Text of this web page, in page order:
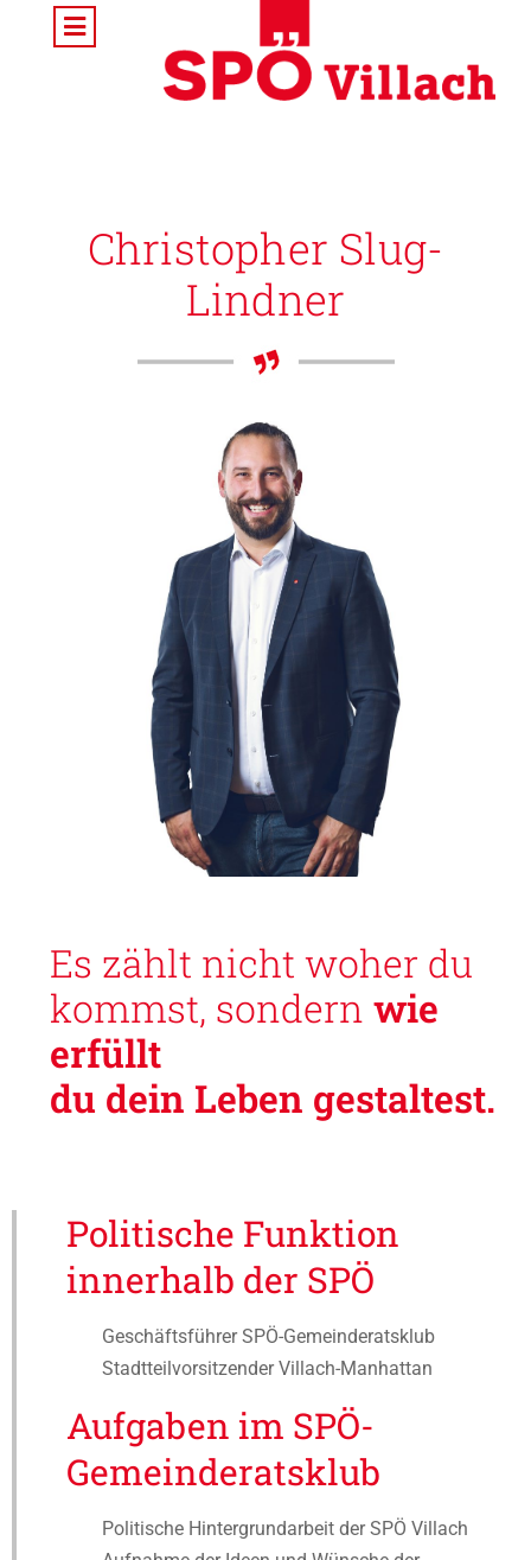
Christopher Slug-
Lindner
Es zählt nicht woher du
kommst, sondern wie
erfüllt
du dein Leben gestaltest.
Politische Funktion
innerhalb der SPÖ
Geschäftsführer SPÖ-Gemeinderatsklub
Stadtteilvorsitzender Villach-Manhattan
Aufgaben im SPÖ-
Gemeinderatsklub
Politische Hintergrundarbeit der SPÖ Villach